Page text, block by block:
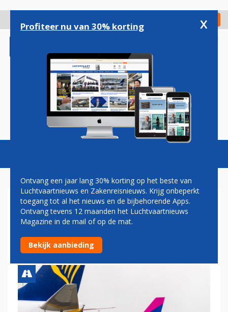
gaan
Check in
Magazine Podcasts Vacatures
DREIGING EINDHOVEN
AIRPORT BLIJKT VERZONNEN
TE ZIJN
Profiteer nu van 30% korting x
Ontvang een jaar lang 30% korting op het beste van
Luchtvaartnieuws en Zakenreisnieuws. Krijg onbeperkt
toegang tot al het nieuws en de bijbehorende Apps.
Ontvang tevens 12 maanden het Luchtvaartnieuws
Magazine in de mail of op de mat.
Bekijk aanbieding